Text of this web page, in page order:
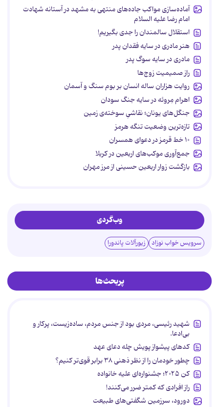
آماده‌سازی مواکب جاده‌های منتهی به مشهد در آستانه شهادت
امام رضا علیه السلام
استقلال سالمندان را جدی بگیریم!
هنر مادری در سایه‌ فقدان پدر
مادری در سایه سوگ پدر
راز صمیمیت زوج‌ها
روایت هزاران ساله انسان بر بوم سنگ و آسمان
اهرام مِروئه در سایه جنگ سودان
جنگل‌های یونان؛ نقاشیِ سوخته‌ی زمین
تازه‌ترین وضعیت تنگه هرمز
۱۰ خط قرمز در دعوای همسران
جمع‌آوری موکب‌های اربعین در کربلا
بازگشت زوار اربعین حسینی از مرز مهران
وب‌گردی
سرویس خواب نوزاد زیورآلات پاندورا
پربحث‌ها
شهید رئیسی، مردی بود از جنس مردم، ساده‌زیست، پرکار و
بی‌ادعا.
کدهای پیشواز پویش چله دعای عهد
چطور خودمان را از نظر ذهنی ۳۸ برابر قوی‌تر کنیم؟
کن ۲۰۲۵؛ جشنواره‌ای علیه خانواده
راز افرادی که کمتر ضرر می‌کنند!
دورود، سرزمین شگفتی‌های طبیعت